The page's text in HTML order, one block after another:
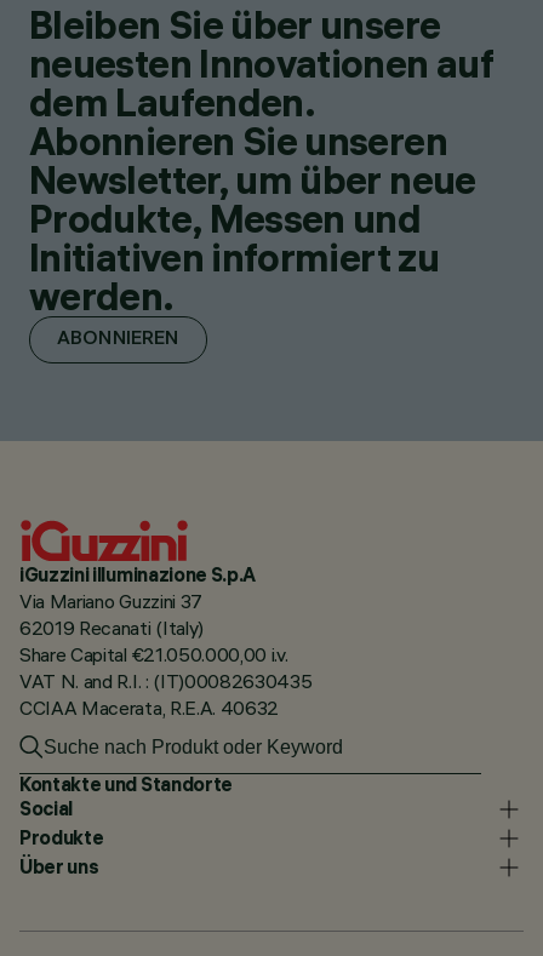
Bleiben Sie über unsere
neuesten Innovationen auf
dem Laufenden.
Abonnieren Sie unseren
Newsletter, um über neue
Produkte, Messen und
Initiativen informiert zu
werden.
ABONNIEREN
iGuzzini illuminazione S.p.A
Via Mariano Guzzini 37
62019 Recanati (Italy)
Share Capital €21.050.000,00 i.v.
VAT N. and R.I. : (IT)00082630435
CCIAA Macerata, R.E.A. 40632
Kontakte und Standorte
Social
Produkte
Über uns